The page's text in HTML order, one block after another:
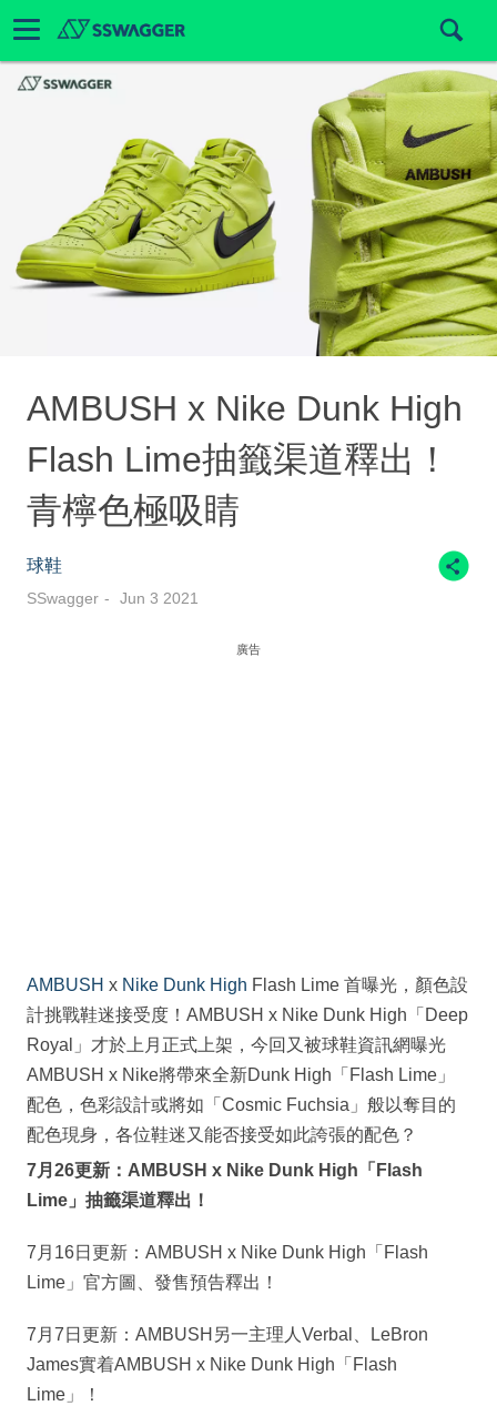
AMBUSH x Nike Dunk High
Flash Lime抽籤渠道釋出！
青檸色極吸睛
球鞋
SSwagger Jun 3 2021
廣告
AMBUSH x Nike Dunk High Flash Lime 首曝光，顏色設
計挑戰鞋迷接受度！AMBUSH x Nike Dunk High「Deep
Royal」才於上月正式上架，今回又被球鞋資訊網曝光
AMBUSH x Nike將帶來全新Dunk High「Flash Lime」
配色，色彩設計或將如「Cosmic Fuchsia」般以奪目的
配色現身，各位鞋迷又能否接受如此誇張的配色？
7月26更新：AMBUSH x Nike Dunk High「Flash
Lime」抽籤渠道釋出！
7月16日更新：AMBUSH x Nike Dunk High「Flash
Lime」官方圖、發售預告釋出！
7月7日更新：AMBUSH另一主理人Verbal、LeBron
James實着AMBUSH x Nike Dunk High「Flash
Lime」！